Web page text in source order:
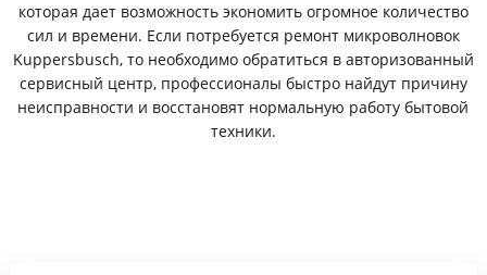
которая дает возможность экономить огромное количество
сил и времени. Если потребуется ремонт микроволновок
Kuppersbusch, то необходимо обратиться в авторизованный
сервисный центр, профессионалы быстро найдут причину
неисправности и восстановят нормальную работу бытовой
техники.